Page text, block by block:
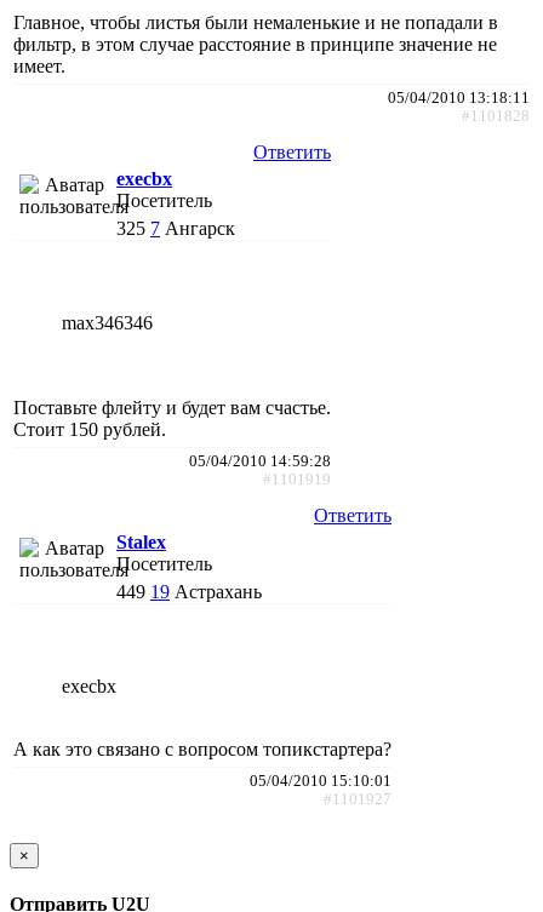
Главное, чтобы листья были немаленькие и не попадали в
фильтр, в этом случае расстояние в принципе значение не
имеет.
05/04/2010 13:18:11
#1101828
Ответить
execbx
Посетитель
325 7 Ангарск
max346346
Поставьте флейту и будет вам счастье.
Стоит 150 рублей.
05/04/2010 14:59:28
#1101919
Ответить
Stalex
Посетитель
449 19 Астрахань
execbx
А как это связано с вопросом топикстартера?
05/04/2010 15:10:01
#1101927
×
Отправить U2U